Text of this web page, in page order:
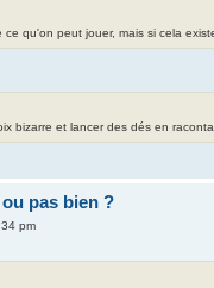
qu'on peut jouer, mais si cela
bizarre et lancer des dés en
pas bien ?
pm